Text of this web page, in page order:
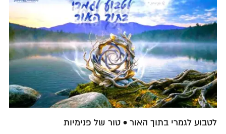
לטבוע לגמרי בתוך האור • טור של פנימיות